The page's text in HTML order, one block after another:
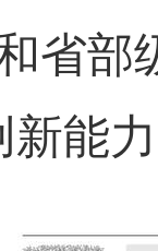
省部
新能